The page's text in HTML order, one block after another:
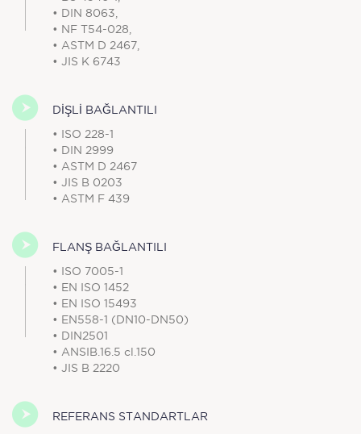
• DIN 8063,
• NF T54-028,
• ASTM D 2467,
• JIS K 6743
DİŞLİ BAĞLANTILI
• ISO 228-1
• DIN 2999
• ASTM D 2467
• JIS B 0203
• ASTM F 439
FLANŞ BAĞLANTILI
• ISO 7005-1
• EN ISO 1452
• EN ISO 15493
• EN558-1 (DN10-DN50)
• DIN2501
• ANSIB.16.5 cl.150
• JIS B 2220
REFERANS STANDARTLAR